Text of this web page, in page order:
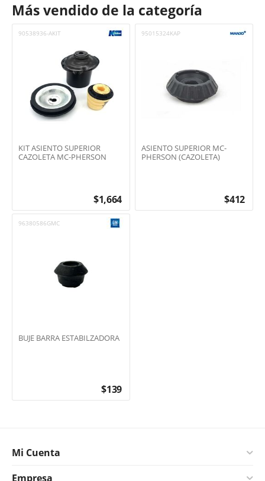
Más vendido de la categoría
90538936-AKIT
KIT ASIENTO SUPERIOR
CAZOLETA MC-PHERSON
$1,664
95015324KAP
ASIENTO SUPERIOR MC-
PHERSON (CAZOLETA)
$412
96380586GMC
BUJE BARRA ESTABILZADORA
$139
Mi Cuenta
Empresa